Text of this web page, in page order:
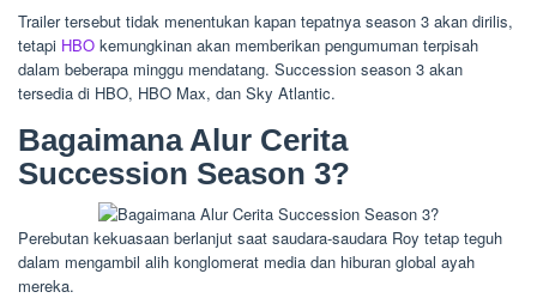
Trailer tersebut tidak menentukan kapan tepatnya season 3 akan dirilis,
tetapi HBO kemungkinan akan memberikan pengumuman terpisah
dalam beberapa minggu mendatang. Succession season 3 akan
tersedia di HBO, HBO Max, dan Sky Atlantic.
Bagaimana Alur Cerita
Succession Season 3?
Perebutan kekuasaan berlanjut saat saudara-saudara Roy tetap teguh
dalam mengambil alih konglomerat media dan hiburan global ayah
mereka.